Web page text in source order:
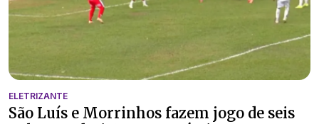
ELETRIZANTE
São Luís e Morrinhos fazem jogo de seis